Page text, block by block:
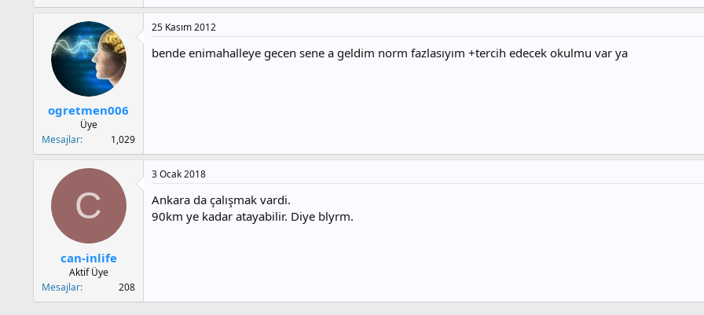
ogretmen006
Üye
Mesajlar
1,029
25 Kasım 2012
bende enimahalleye gecen sene a geldim norm fazlasıyım +tercih edecek okulmu var ya
C
can-inlife
Aktif Üye
Mesajlar
208
3 Ocak 2018
Ankara da çalışmak vardi.
90km ye kadar atayabilir. Diye blyrm.